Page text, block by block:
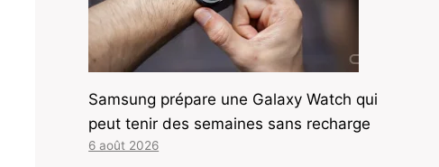
Samsung prépare une Galaxy Watch qui
peut tenir des semaines sans recharge
6 août 2026